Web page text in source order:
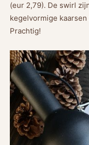
(eur 2,79). De swirl
kegelvormige
Prachtig!